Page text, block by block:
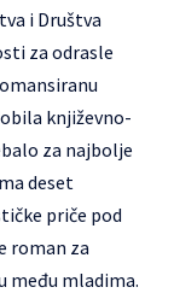
i Društva
za odrasle
književno-
za najbolje
deset
priče pod
roman za
među mladima.